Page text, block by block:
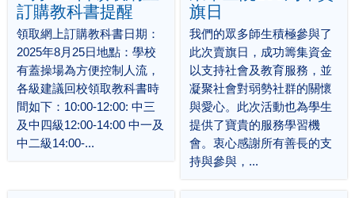
訂購教科書提醒
領取網上訂購教科書日期：
2025年8月25日地點：學校
有蓋操場為方便控制人流，
各級建議回校領取教科書時
間如下：10:00-12:00: 中三
及中四級12:00-14:00 中一及
中二級14:00-...
旗日
我們的眾多師生積極參與了
此次賣旗日，成功籌集資金
以支持社會及教育服務，並
凝聚社會對弱勢社群的關懷
與愛心。此次活動也為學生
提供了寶貴的服務學習機
會。衷心感謝所有善長的支
持與參與，...